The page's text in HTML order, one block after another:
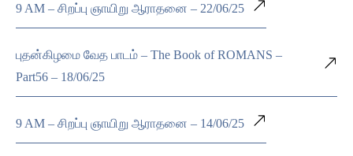
9 AM – சிறப்பு ஞாயிறு ஆராதனை – 22/06/25
புதன்கிழமை வேத பாடம் – The Book of ROMANS –
Part56 – 18/06/25
9 AM – சிறப்பு ஞாயிறு ஆராதனை – 14/06/25